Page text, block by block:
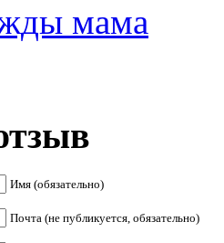
мама
Имя (обязательно)
Почта (не публикуется, обязательно)